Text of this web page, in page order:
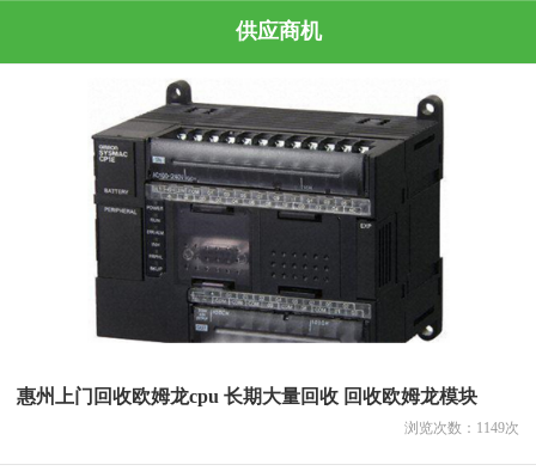
供应商机
惠州上门回收欧姆龙cpu 长期大量回收 回收欧姆龙模块
浏览次数： 1149次